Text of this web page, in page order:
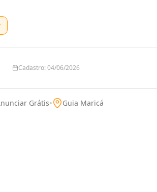
Cadastro: 04/06/2026
Grátis• Guia Maricá